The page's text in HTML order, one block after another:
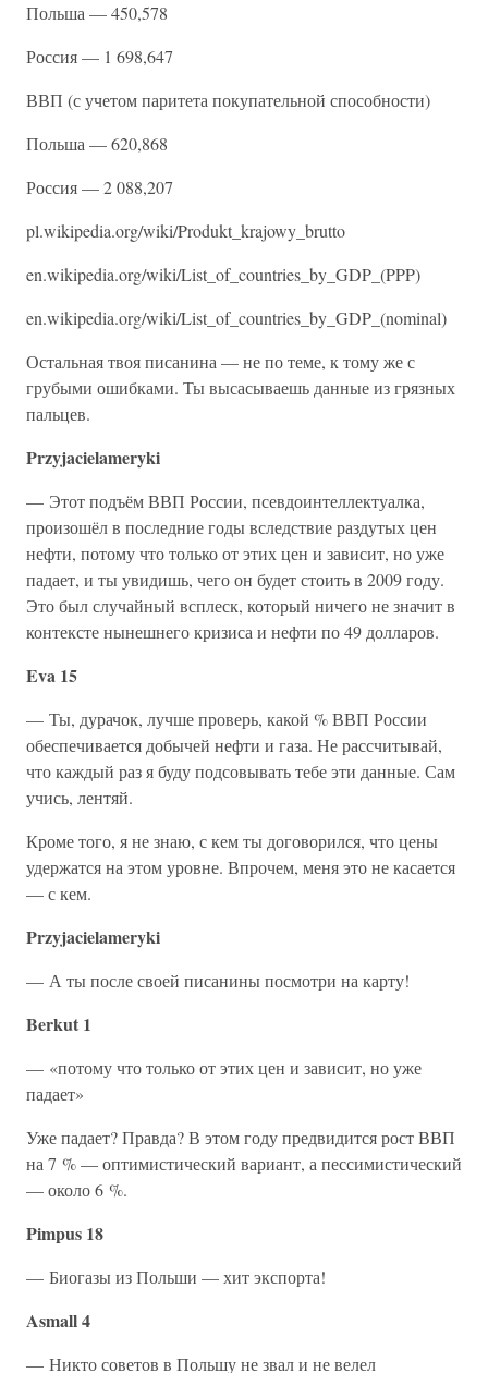
Польша — 450,578
Россия — 1 698,647
ВВП (с учетом паритета покупательной способности)
Польша — 620,868
Россия — 2 088,207
pl.wikipedia.org/wiki/Produkt_krajowy_brutto
en.wikipedia.org/wiki/List_of_countries_by_GDP_(PPP)
en.wikipedia.org/wiki/List_of_countries_by_GDP_(nominal)
Остальная твоя писанина — не по теме, к тому же с
грубыми ошибками. Ты высасываешь данные из грязных
пальцев.
Przyjacielameryki
— Этот подъём ВВП России, псевдоинтеллектуалка,
произошёл в последние годы вследствие раздутых цен
нефти, потому что только от этих цен и зависит, но уже
падает, и ты увидишь, чего он будет стоить в 2009 году.
Это был случайный всплеск, который ничего не значит в
контексте нынешнего кризиса и нефти по 49 долларов.
Eva 15
— Ты, дурачок, лучше проверь, какой % ВВП России
обеспечивается добычей нефти и газа. Не рассчитывай,
что каждый раз я буду подсовывать тебе эти данные. Сам
учись, лентяй.
Кроме того, я не знаю, с кем ты договорился, что цены
удержатся на этом уровне. Впрочем, меня это не касается
— с кем.
Przyjacielameryki
— А ты после своей писанины посмотри на карту!
Berkut 1
— «потому что только от этих цен и зависит, но уже
падает»
Уже падает? Правда? В этом году предвидится рост ВВП
на 7 % — оптимистический вариант, а пессимистический
— около 6 %.
Pimpus 18
— Биогазы из Польши — хит экспорта!
Asmall 4
— Никто советов в Польшу не звал и не велел